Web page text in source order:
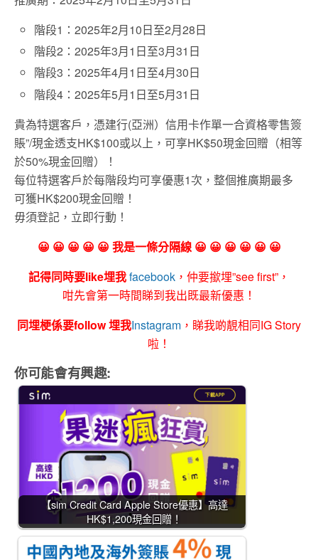
階段1：2025年2月10日至2月28日
階段2：2025年3月1日至3月31日
階段3：2025年4月1日至4月30日
階段4：2025年5月1日至5月31日
貴為特選客戶，憑建行(亞洲）信用卡作單一合資格零售簽
賬”/現金透支HK$100或以上，可享HK$50現金回贈（相等
於50%現金回贈）！
每位特選客戶於每階段均可享優惠1次，整個推廣期最多
可獲HK$200現金回贈！
毋須登記，立即行動！
😀 😀 😀 😀 😀 我是一條分隔線 😀 😀 😀 😀 😀 😀
記得同時要like埋我facebook ，仲要撳埋”see first”，
咁先會第一時間睇到我出既最新優惠！
同埋梗係要follow 埋我Instagram ，睇我啲靚相同IG Story
啦！
你可能會有興趣:
【sim Credit Card Apple Store優惠】高達
HK$1,200現金回贈！